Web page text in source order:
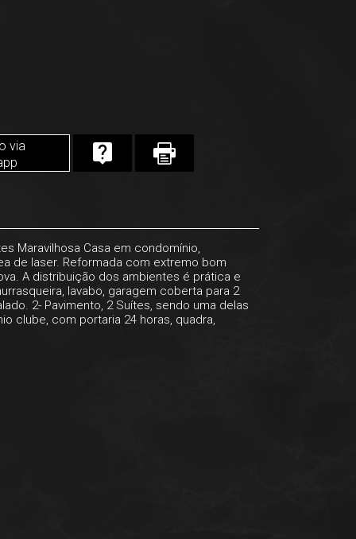
via
Maravilhosa Casa em condomínio,
de laser. Reformada com extremo bom
A distribuição dos ambientes é prática e
lavabo, garagem coberta para 2
2- Pavimento, 2 Suítes, sendo uma delas
clube, com portaria 24 horas, quadra,